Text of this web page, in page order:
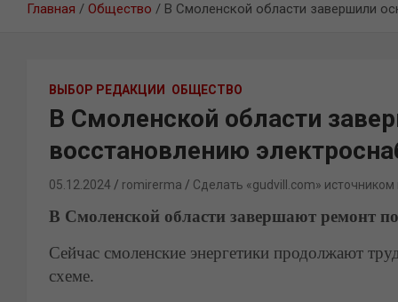
Главная Общество В Смоленской области завершили
ВЫБОР РЕДАКЦИИ ОБЩЕСТВО
В Смоленской области
восстановлению
05.12.2024 romirerma Сделать «gudvill.com» источником
В Смоленской области завершают ремонт
Сейчас смоленские энергетики продолжают
схеме.